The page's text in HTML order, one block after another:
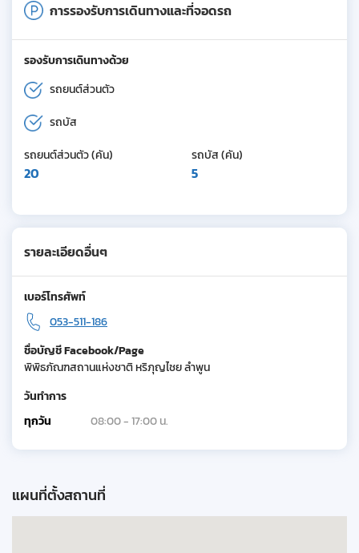
การรองรับการเดินทางและที่จอดรถ
รองรับการเดินทางด้วย
รถยนต์ส่วนตัว
รถบัส
รถยนต์ส่วนตัว (คัน)
20
รถบัส (คัน)
5
รายละเอียดอื่นๆ
เบอร์โทรศัพท์
053-511-186
ชื่อบัญชี Facebook/Page
พิพิธภัณฑสถานแห่งชาติ หริภุญไชย ลำพูน
วันทำการ
ทุกวัน
08:00 - 17:00 น.
แผนที่ตั้งสถานที่